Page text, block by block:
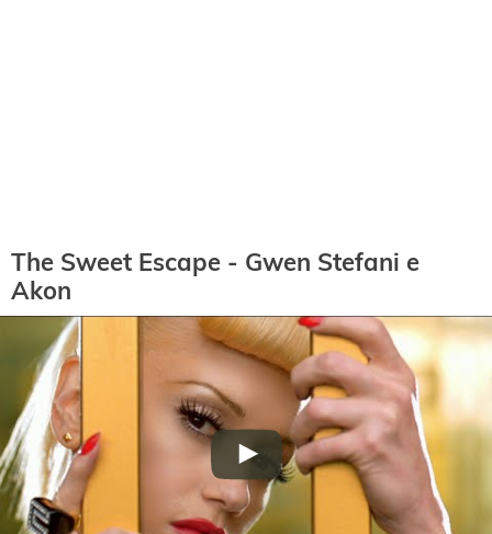
The Sweet Escape - Gwen Stefani e
Akon